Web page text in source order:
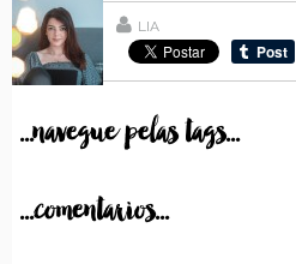
LIA
...navegue pelas tags...
...comentarios...